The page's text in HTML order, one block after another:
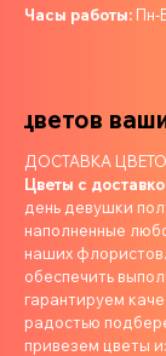
Часы работы: Пн-
ДОСТАВКА
Цветы с
день девушки
наполненные
наших
обеспечить
гарантируем
радостью
привезем цветы